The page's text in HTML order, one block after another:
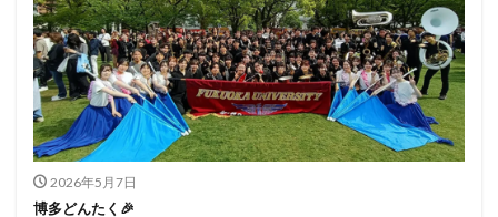
2026年5月7日
博多どんたく🎉